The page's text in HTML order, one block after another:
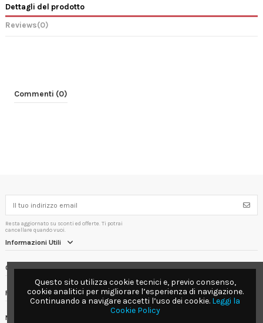
Dettagli del prodotto
Reviews(0)
Commenti (0)
Resta aggiornato su sconti ed offerte. Ti potrai
cancellare quando vuoi.
Informazioni Utili
Contact us
Follow us
Newsletter
Questo sito utilizza cookie tecnici e, previo consenso,
cookie analitici per migliorare l’esperienza di navigazione.
Continuando a navigare accetti l’uso dei cookie. Leggi la
Cookie Policy